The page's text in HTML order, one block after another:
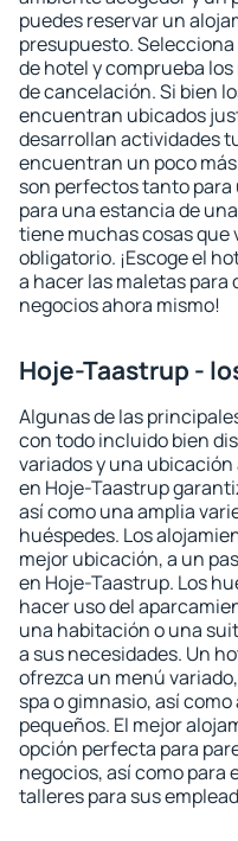
puedes reservar un
presupuesto.
de hotel y comprueba
de cancelación. Si bien
encuentran ubicados
desarrollan actividades
encuentran un poco
son perfectos tanto
para una estancia de
tiene muchas cosas que
obligatorio. ¡Escoge el
a hacer las maletas para
negocios ahora mismo!
Hoje-Taastrup -
Algunas de las
con todo incluido bien
variados y una
en Hoje-Taastrup
así como una amplia
huéspedes. Los
mejor ubicación, a un
en Hoje-Taastrup. Los
hacer uso del
una habitación o una
a sus necesidades. Un
ofrezca un menú
spa o gimnasio, así
pequeños. El mejor
opción perfecta para
negocios, así como para
talleres para sus